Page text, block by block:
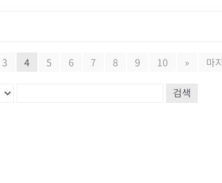
3 4 5 6 7 8 9 10 » 마
검색